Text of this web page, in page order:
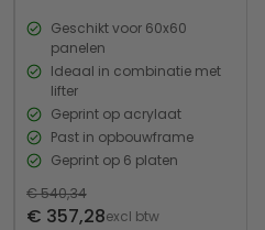
Geschikt voor 60x60
panelen
Ideaal in combinatie met
lifter
Geprint op acrylaat
Past in opbouwframe
Geprint op 6 platen
Verkoopprijs
Normale
prijs
€ 540,34
€ 357,28excl btw